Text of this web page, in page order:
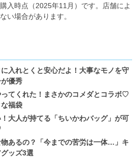
入時点（2025年11月）です。店舗によ
い場合があります。
入れとくと安心だよ！大事なモノを守
優秀
てくれた！まさかのコメダとコラボ♡
福袋
大人が持てる「ちいかわバッグ」が可
あるの？「今までの苦労は一体…」キ
ッズ3選